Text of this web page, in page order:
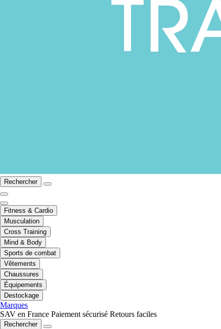
Rechercher
Fitness & Cardio
Musculation
Cross Training
Mind & Body
Sports de combat
Vêtements
Chaussures
Équipements
Destockage
Marques
SAV en France Paiement sécurisé Retours faciles
Rechercher